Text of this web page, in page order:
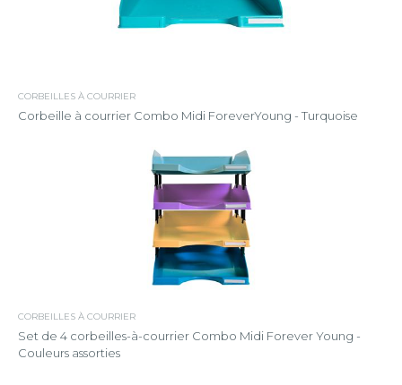
CORBEILLES À COURRIER
Corbeille à courrier Combo Midi ForeverYoung - Turquoise
CORBEILLES À COURRIER
Set de 4 corbeilles-à-courrier Combo Midi Forever Young -
Couleurs assorties